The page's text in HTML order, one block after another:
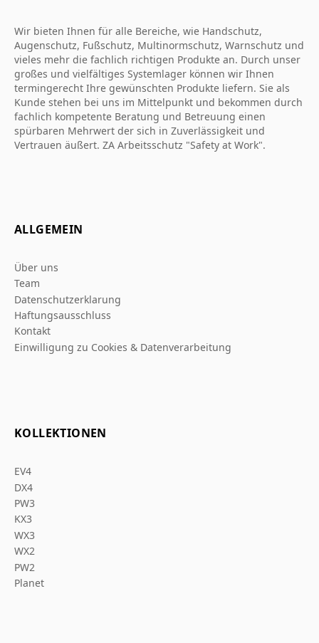
Wir bieten Ihnen für alle Bereiche, wie Handschutz,
Augenschutz, Fußschutz, Multinormschutz, Warnschutz und
vieles mehr die fachlich richtigen Produkte an. Durch unser
großes und vielfältiges Systemlager können wir Ihnen
termingerecht Ihre gewünschten Produkte liefern. Sie als
Kunde stehen bei uns im Mittelpunkt und bekommen durch
fachlich kompetente Beratung und Betreuung einen
spürbaren Mehrwert der sich in Zuverlässigkeit und
Vertrauen äußert. ZA Arbeitsschutz "Safety at Work".
ALLGEMEIN
Über uns
Team
Datenschutzerklarung
Haftungsausschluss
Kontakt
Einwilligung zu Cookies & Datenverarbeitung
KOLLEKTIONEN
EV4
DX4
PW3
KX3
WX3
WX2
PW2
Planet